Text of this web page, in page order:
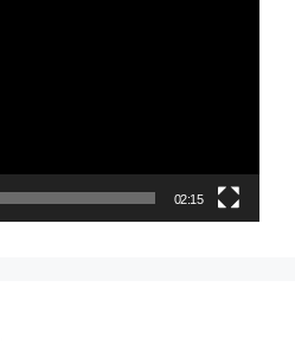
02:15